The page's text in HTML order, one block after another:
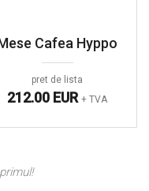
Cafea Hyppo
pret de lista
212.00 EUR + TVA